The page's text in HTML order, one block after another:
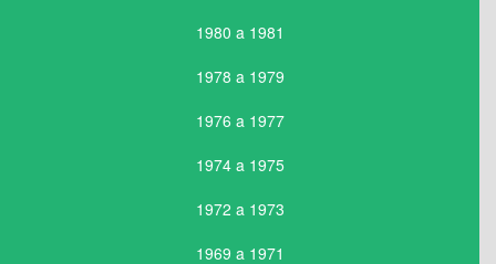
1980 a 1981
1978 a 1979
1976 a 1977
1974 a 1975
1972 a 1973
1969 a 1971